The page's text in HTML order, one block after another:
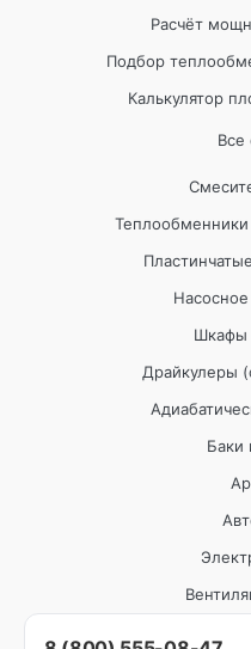
Расчёт
Подбор
Калькулятор
Все
Шкафы
Драйкулеры
Баки